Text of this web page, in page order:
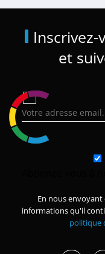
Inscrivez-
et
En nous envoyant
informations qu'il
politique